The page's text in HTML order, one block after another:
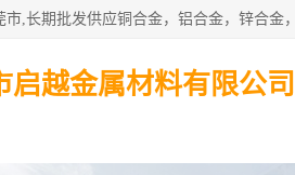
启越金属材料有限公司